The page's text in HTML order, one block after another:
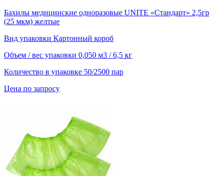
Бахилы медицинские одноразовые UNITE «Стандарт» 2,5гр
(25 мкм) желтые
Вид упаковки Картонный короб
Объем / вес упаковки 0,050 м3 / 6,5 кг
Количество в упаковке 50/2500 пар
Цена по запросу